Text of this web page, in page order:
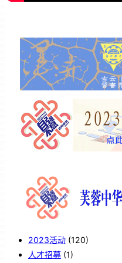
2023活动 (120)
人才招募 (1)